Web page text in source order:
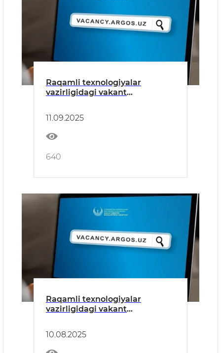
Raqamli texnologiyalar
vazirligidagi vakant
11.09.2025
640
Raqamli texnologiyalar
vazirligidagi vakant
10.08.2025